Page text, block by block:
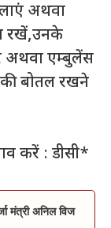
अथवा
रखें,उनके
अथवा एम्बुलेंस
बोतल रखने
करें : डीसी*
मंत्री अनिल विज